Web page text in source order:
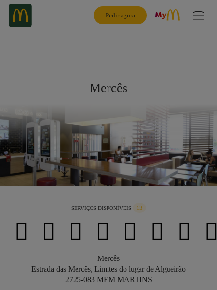
Pedir agora
Mercês
SERVIÇOS DISPONÍVEIS 13
Mercês
Estrada das Mercês, Limites do lugar de Algueirão
2725-083 MEM MARTINS